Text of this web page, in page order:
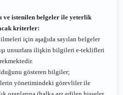
ve istenilen belgeler ile yeterlik
kriterler:
için aşağıda sayılan belgeler
unsurlara ilişkin bilgileri e-teklifleri
gösteren bilgiler;
yönetimindeki görevliler ile